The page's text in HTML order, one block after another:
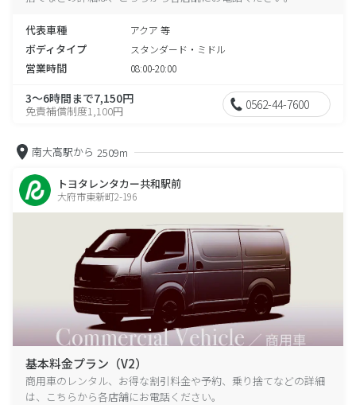
代表車種 アクア 等
ボディタイプ スタンダード・ミドル
営業時間 08:00-20:00
3～6時間まで7,150円
免責補償制度1,100円 0562-44-7600
南大高駅から 2509m
トヨタレンタカー共和駅前
大府市東新町2-196
基本料金プラン（V2）
商用車のレンタル、お得な割引料金や予約、乗り捨てなどの詳細
は、こちらから各店舗にお電話ください。